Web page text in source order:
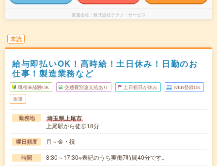
派遣会社 株式会社テクノ・サービス
未読
給与即払いOK！高時給！土日休み！日勤のお
仕事！製造業務など
職種未経験OK 交通費別途支給あり 土日祝日が休み WEB登録OK
派遣
勤務地 埼玉県上尾市
上尾駅から徒歩18分
曜日頻度 月～金・祝
時間 8:30～17:30※表記のうち実働7時間40分です。